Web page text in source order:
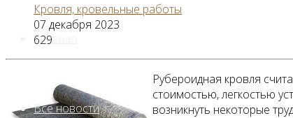
Главная
Все новости
Кровля, кровельные работы
07 декабря 2023
629
Рубероидная кровля
стоимостью, легкостью
возникнуть некоторые